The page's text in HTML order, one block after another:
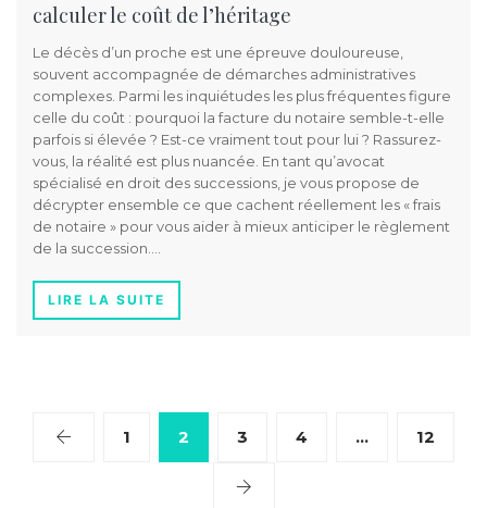
calculer le coût de l’héritage
Le décès d’un proche est une épreuve douloureuse,
souvent accompagnée de démarches administratives
complexes. Parmi les inquiétudes les plus fréquentes figure
celle du coût : pourquoi la facture du notaire semble-t-elle
parfois si élevée ? Est-ce vraiment tout pour lui ? Rassurez-
vous, la réalité est plus nuancée. En tant qu’avocat
spécialisé en droit des successions, je vous propose de
décrypter ensemble ce que cachent réellement les « frais
de notaire » pour vous aider à mieux anticiper le règlement
de la succession….
LIRE LA SUITE
1 2 3 4 … 12